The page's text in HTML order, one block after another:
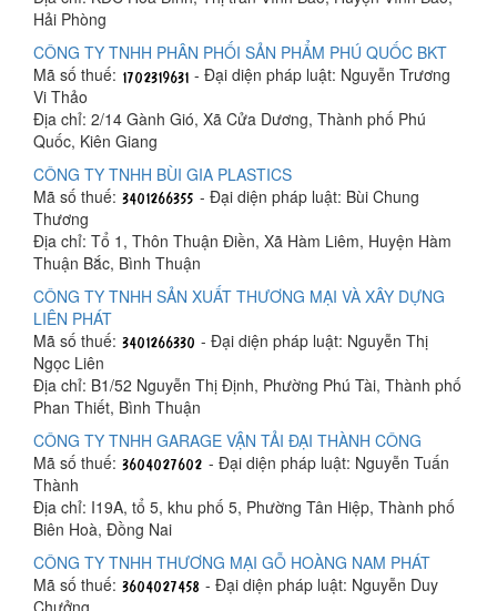
Hải Phòng
CÔNG TY TNHH PHÂN PHỐI SẢN PHẨM PHÚ QUỐC BKT
Mã số thuế:
- Đại diện pháp luật: Nguyễn Trương
Vi Thảo
Địa chỉ: 2/14 Gành Gió, Xã Cửa Dương, Thành phố Phú
Quốc, Kiên Giang
CÔNG TY TNHH BÙI GIA PLASTICS
Mã số thuế:
- Đại diện pháp luật: Bùi Chung
Thương
Địa chỉ: Tổ 1, Thôn Thuận Điền, Xã Hàm Liêm, Huyện Hàm
Thuận Bắc, Bình Thuận
CÔNG TY TNHH SẢN XUẤT THƯƠNG MẠI VÀ XÂY DỰNG
LIÊN PHÁT
Mã số thuế:
- Đại diện pháp luật: Nguyễn Thị
Ngọc Liên
Địa chỉ: B1/52 Nguyễn Thị Định, Phường Phú Tài, Thành phố
Phan Thiết, Bình Thuận
CÔNG TY TNHH GARAGE VẬN TẢI ĐẠI THÀNH CÔNG
Mã số thuế:
- Đại diện pháp luật: Nguyễn Tuấn
Thành
Địa chỉ: I19A, tổ 5, khu phố 5, Phường Tân Hiệp, Thành phố
Biên Hoà, Đồng Nai
CÔNG TY TNHH THƯƠNG MẠI GỖ HOÀNG NAM PHÁT
Mã số thuế:
- Đại diện pháp luật: Nguyễn Duy
Chưởng